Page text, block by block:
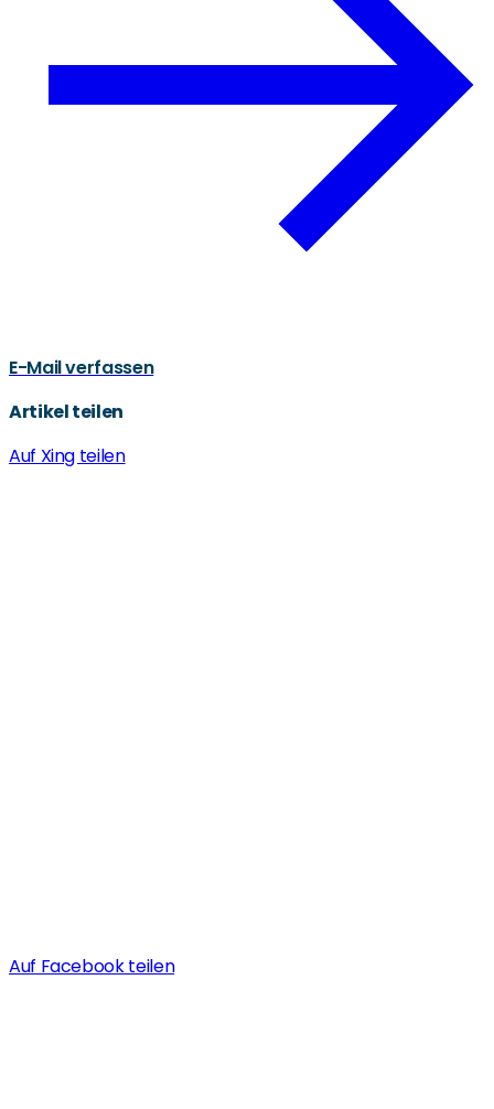
E-Mail verfassen
Artikel teilen
Auf Xing teilen
Auf Facebook teilen